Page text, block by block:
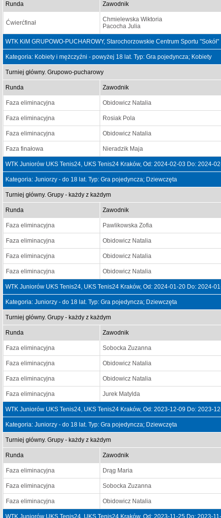
Runda Zawodnik
Ćwierćfinał
Chmielewska Wiktoria
Pacocha Julia
WTK KiM GRUPOWO-PUCHAROWY, Starochorzowskie Centrum Sportu
Kategoria: Kobiety i mężczyźni - powyżej 18 lat. Typ: Gra pojedyncza; Kobiety
Turniej główny. Grupowo-pucharowy
Runda Zawodnik
Faza eliminacyjna Obidowicz Natalia
Faza eliminacyjna Rosiak Pola
Faza eliminacyjna Obidowicz Natalia
Faza finałowa Nieradzik Maja
WTK Juniorów UKS Tenis24, UKS Tenis24 Kraków, Od: 2024-02-03 Do: 2024-
Kategoria: Juniorzy - do 18 lat. Typ: Gra pojedyncza; Dziewczęta
Turniej główny. Grupy - każdy z każdym
Runda Zawodnik
Faza eliminacyjna Pawlikowska Zofia
Faza eliminacyjna Obidowicz Natalia
Faza eliminacyjna Obidowicz Natalia
Faza eliminacyjna Obidowicz Natalia
WTK Juniorów UKS Tenis24, UKS Tenis24 Kraków, Od: 2024-01-20 Do: 2024-
Kategoria: Juniorzy - do 18 lat. Typ: Gra pojedyncza; Dziewczęta
Turniej główny. Grupy - każdy z każdym
Runda Zawodnik
Faza eliminacyjna Sobocka Zuzanna
Faza eliminacyjna Obidowicz Natalia
Faza eliminacyjna Obidowicz Natalia
Faza eliminacyjna Jurek Matylda
WTK Juniorów UKS Tenis24, UKS Tenis24 Kraków, Od: 2023-12-09 Do: 2023-
Kategoria: Juniorzy - do 18 lat. Typ: Gra pojedyncza; Dziewczęta
Turniej główny. Grupy - każdy z każdym
Runda Zawodnik
Faza eliminacyjna Drąg Maria
Faza eliminacyjna Sobocka Zuzanna
Faza eliminacyjna Obidowicz Natalia
WTK Juniorów UKS Tenis24, UKS Tenis24 Kraków, Od: 2023-11-25 Do: 2023-